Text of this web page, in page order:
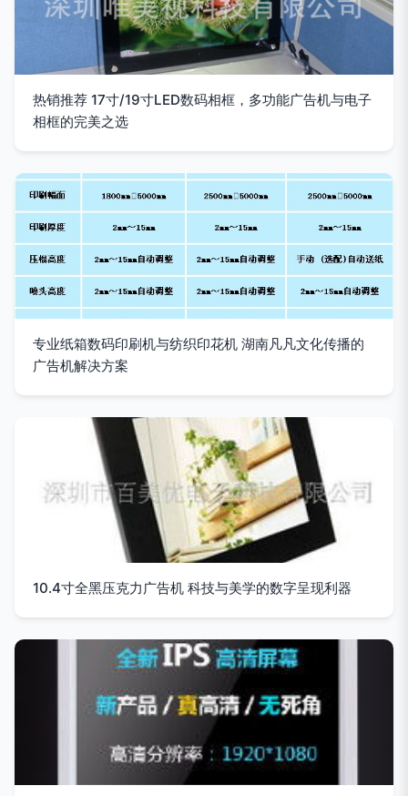
热销推荐 17寸/19寸LED数码相框，多功能广告机与电子
相框的完美之选
专业纸箱数码印刷机与纺织印花机 湖南凡凡文化传播的
广告机解决方案
10.4寸全黑压克力广告机 科技与美学的数字呈现利器